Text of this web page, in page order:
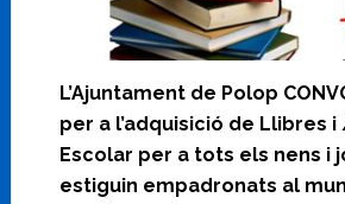
L’Ajuntament de Polop
per a l’adquisició de Llibres
Escolar per a tots els nens i
estiguin empadronats al